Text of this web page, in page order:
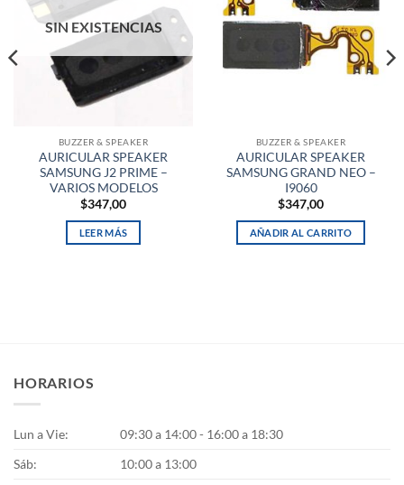
SIN EXISTENCIAS
BUZZER & SPEAKER
AURICULAR SPEAKER
SAMSUNG J2 PRIME –
VARIOS MODELOS
$347,00
LEER MÁS
BUZZER & SPEAKER
AURICULAR SPEAKER
SAMSUNG GRAND NEO –
I9060
$347,00
AÑADIR AL CARRITO
HORARIOS
Lun a Vie:
09:30 a 14:00 - 16:00 a 18:30
Sáb:
10:00 a 13:00